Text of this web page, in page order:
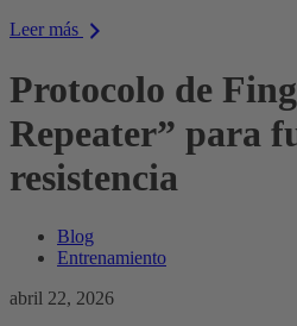
Leer más
Protocolo de
Repeater” para
resistencia
Blog
Entrenamiento
abril 22, 2026